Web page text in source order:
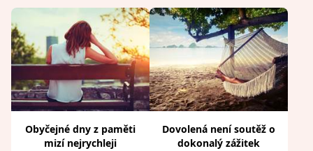
Obyčejné dny z paměti
mizí nejrychleji
Dovolená není soutěž o
dokonalý zážitek